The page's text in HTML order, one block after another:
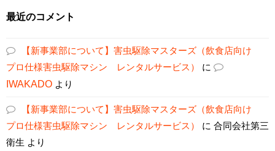
最近のコメント
【新事業部について】害虫駆除マスターズ（飲食店向け
プロ仕様害虫駆除マシン レンタルサービス）
に
IWAKADO より
【新事業部について】害虫駆除マスターズ（飲食店向け
プロ仕様害虫駆除マシン レンタルサービス）
に 合同会社第三
衛生 より